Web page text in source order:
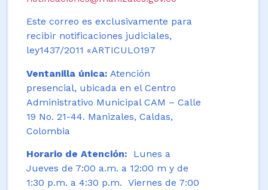
Este correo es exclusivamente para
recibir notificaciones judiciales,
ley1437/2011 «ARTICULO197
Ventanilla única: Atención
presencial, ubicada en el Centro
Administrativo Municipal CAM – Calle
19 No. 21-44. Manizales, Caldas,
Colombia
Horario de Atención:
Lunes a
Jueves de 7:00 a.m. a 12:00 m y de
1:30 p.m. a 4:30 p.m. Viernes de 7:00